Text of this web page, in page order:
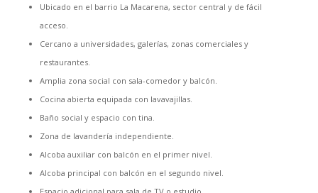
Ubicado en el barrio La Macarena, sector central y de fácil
acceso.
Cercano a universidades, galerías, zonas comerciales y
restaurantes.
Amplia zona social con sala-comedor y balcón.
Cocina abierta equipada con lavavajillas.
Baño social y espacio con tina.
Zona de lavandería independiente.
Alcoba auxiliar con balcón en el primer nivel.
Alcoba principal con balcón en el segundo nivel.